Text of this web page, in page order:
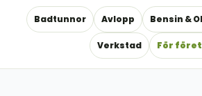
Badtunnor Avlopp Bensin &
Verkstad För